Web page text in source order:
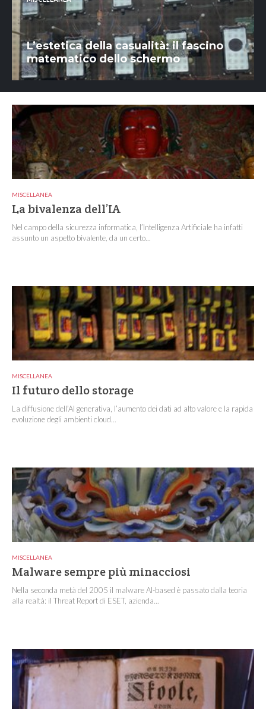
L’estetica della casualità: il fascino
matematico dello schermo
MISCELLANEA
La bivalenza dell’IA
Nel campo della sicurezza informatica, l’Intelligenza Artificiale ha infatti
assunto un aspetto bivalente, da un certo...
MISCELLANEA
Il futuro dello storage
La diffusione dell’AI generativa, l’aumento dei dati ad alto valore e la rapida
evoluzione degli ambienti cloud...
MISCELLANEA
Malware sempre più minacciosi
Nella seconda metà del 2005 il malware AI-based è passato dalla teoria
alla realtà: il Threat Report di ESET, azienda...